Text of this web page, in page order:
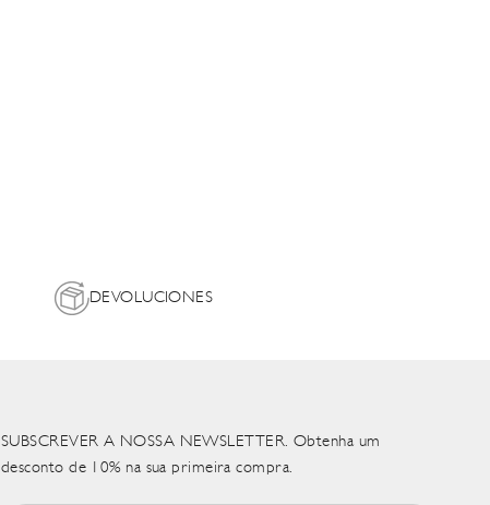
DEVOLUCIONES
SUBSCREVER A NOSSA NEWSLETTER. Obtenha um
desconto de 10% na sua primeira compra.